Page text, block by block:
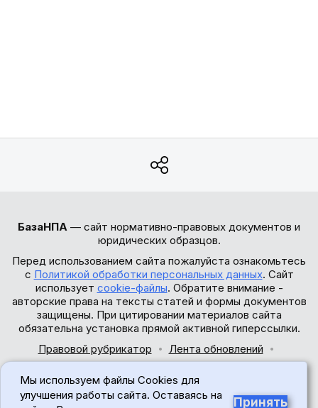
БазаНПА — сайт нормативно-правовых документов и
юридических образцов.
Перед использованием сайта пожалуйста ознакомьтесь
с Политикой обработки персональных данных. Сайт
использует cookie-файлы. Обратите внимание -
авторские права на тексты статей и формы документов
защищены. При цитировании материалов сайта
обязательна установка прямой активной гиперссылки.
Правовой рубрикатор
Лента обновлений
© 2017-2026
Мы используем файлы Cookies для
улучшения работы сайта. Оставаясь на
Принять